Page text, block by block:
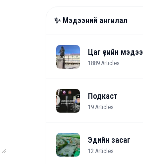
✨ Мэдээний ангилал
Цаг үеийн мэдээ
1889 Articles
Подкаст
19 Articles
Эдийн засаг
12 Articles